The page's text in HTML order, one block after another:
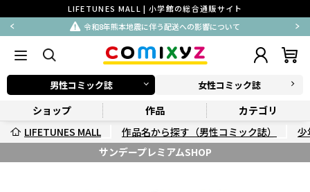
LIFETUNES MALL | 小学館の総合通販サイト
令和8年熊本地震に伴う配送への影響について
男性コミック誌 女性コミック誌
ショップ 作品
カテゴリ
LIFETUNES MALL
作品名から探す（男性コミック誌）
少
サンデープレミアムSHOP